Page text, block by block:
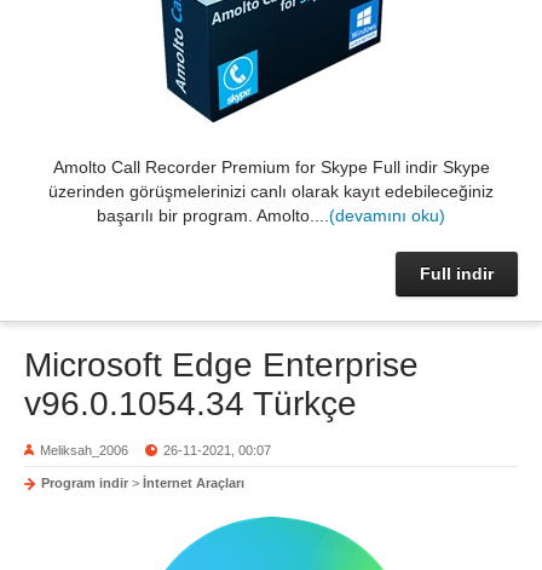
Amolto Call Recorder Premium for Skype Full indir Skype
üzerinden görüşmelerinizi canlı olarak kayıt edebileceğiniz
başarılı bir program. Amolto.... (devamını oku)
Full indir
Microsoft Edge Enterprise
v96.0.1054.34 Türkçe
Meliksah_2006 26-11-2021, 00:07
Program indir > İnternet Araçları